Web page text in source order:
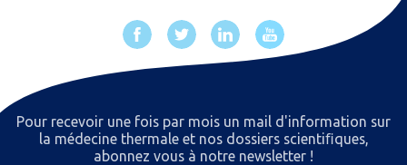
Pour recevoir une fois par mois un mail d'information sur
la médecine thermale et nos dossiers scientiﬁques,
abonnez vous à notre newsletter !